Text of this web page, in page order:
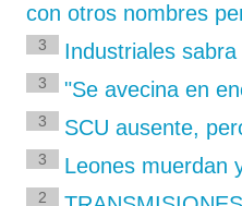
con otros nombres
3 Industriales
3 "Se avecina en
3 SCU ausente,
3 Leones muerdan
2